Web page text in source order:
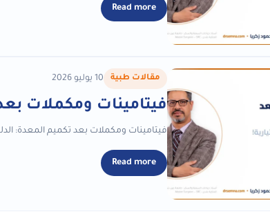
Read more
مقالات طبية 10 يوليو 2026
فيتامينات ومكملات
فيتامينات ومكملات بعد تكميم المعدة:
Read more